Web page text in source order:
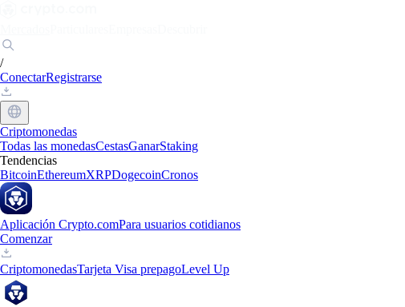
/
ConectarRegistrarse
Criptomonedas
Todas las monedasCestasGanarStaking
Tendencias
BitcoinEthereumXRPDogecoinCronos
Aplicación Crypto.comPara usuarios cotidianos
Comenzar
CriptomonedasTarjeta Visa prepagoLevel Up